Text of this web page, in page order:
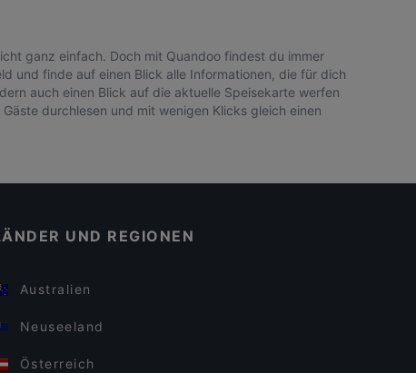
ganz einfach. Doch mit Quandoo findest du immer
und finde auf einen Blick alle Informationen, die für dich
auch einen Blick auf die aktuelle Speisekarte werfen
durchlesen und mit wenigen Klicks gleich einen
UND REGIONEN
Australien
Neuseeland
Österreich